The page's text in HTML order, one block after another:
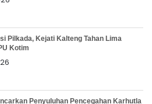
Pilkada, Kejati Kalteng Tahan Lima
Kotim
Penyuluhan Pencegahan Karhutla